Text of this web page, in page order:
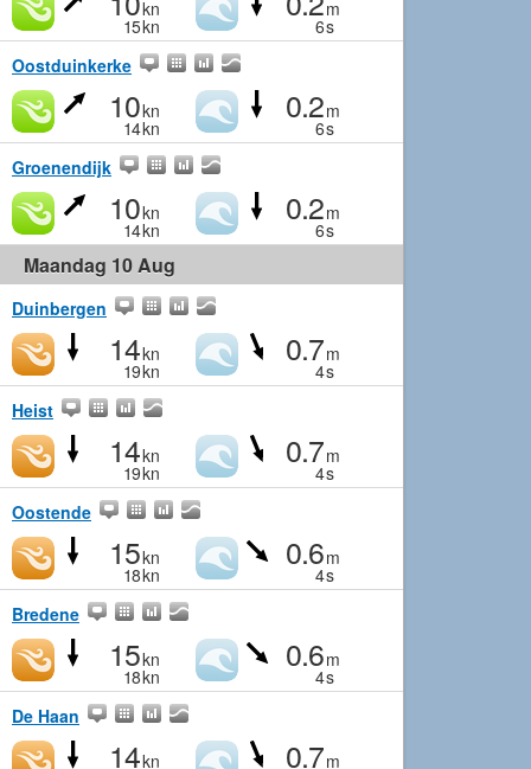
kn
15kn
m
6s
Oostduinkerke
10kn
14kn
0.2m
6s
Groenendijk
10kn
14kn
0.2m
6s
Maandag 10 Aug
Duinbergen
14kn
19kn
0.7m
4s
Heist
14kn
19kn
0.7m
4s
Oostende
15kn
18kn
0.6m
4s
Bredene
15kn
18kn
0.6m
4s
De Haan
14kn 0.7m